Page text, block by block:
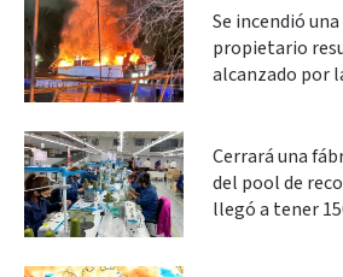
Se incendió
propietario
alcanzado por
Cerrará una
del pool de
llegó a tener